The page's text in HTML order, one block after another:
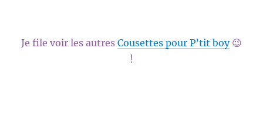
Je file voir les autres Cousettes pour P’tit boy😉
!